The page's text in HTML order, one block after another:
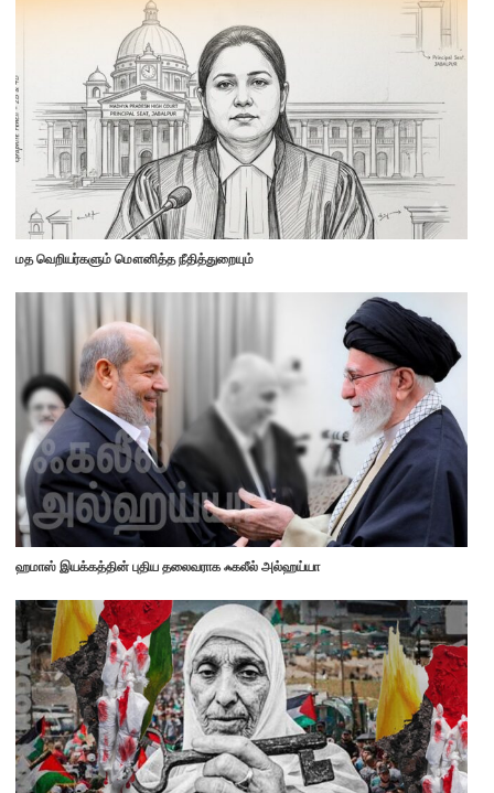
மத வெறியர்களும் மௌனித்த நீதித்துறையும்
ஹமாஸ் இயக்கத்தின் புதிய தலைவராக ஃகலீல் அல்ஹய்யா